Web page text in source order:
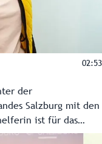
02:53
der
Salzburg mit den
ist für das
einen Einblick in